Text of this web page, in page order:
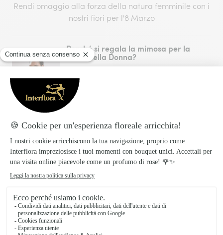
Rendi omaggio alla forza della natura femminile con i
nostri fiori per l'8 Marzo
Perché si regala la mimosa per la
Festa della Donna?
mimosa? Che significato ha la mimosa?
Perché si regala per la Festa della
Donna? Leggi qui.
I nostri idee di biglietto per la Festa
della Donna
Scopri tantissime idee regalo per la
festa della donna dell'8 marzo. Affidati
ai nostri consigli per stupire il tuo
Le migliori idee regalo per la festa